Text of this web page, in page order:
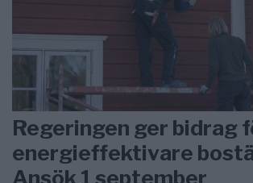
Regeringen ger bidrag
energieffektivare
Ansök 1 september